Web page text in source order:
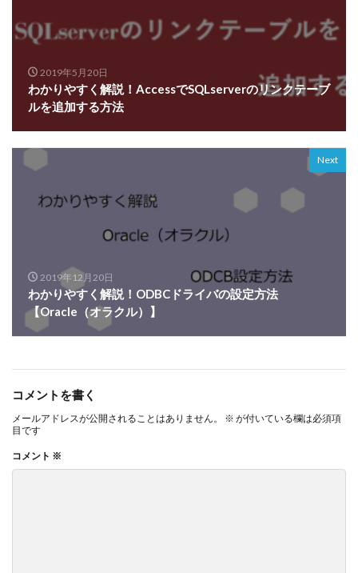
2019年5月20日
わかりやすく解説！AccessでSQLserverのリンクテーブ
ルを追加する方法
Next
2019年12月20日
わかりやすく解説！ODBCドライバの設定方法
【Oracle（オラクル）】
コメントを書く
メールアドレスが公開されることはありません。 ※ が付いている欄は必須項
目です
コメント ※